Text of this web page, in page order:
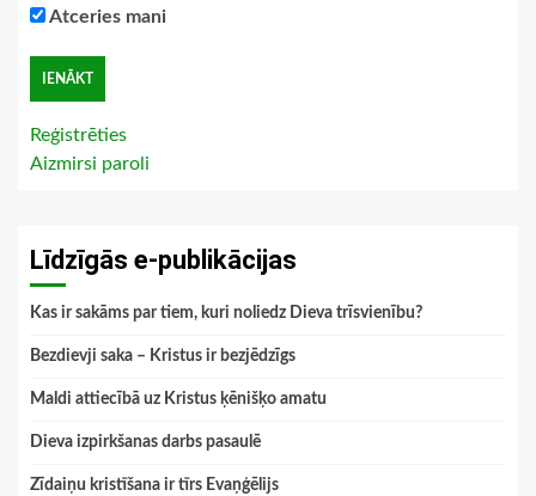
Atceries mani
Reģistrēties
Aizmirsi paroli
Līdzīgās e-publikācijas
Kas ir sakāms par tiem, kuri noliedz Dieva trīsvienību?
Bezdievji saka – Kristus ir bezjēdzīgs
Maldi attiecībā uz Kristus ķēnišķo amatu
Dieva izpirkšanas darbs pasaulē
Zīdaiņu kristīšana ir tīrs Evaņģēlijs